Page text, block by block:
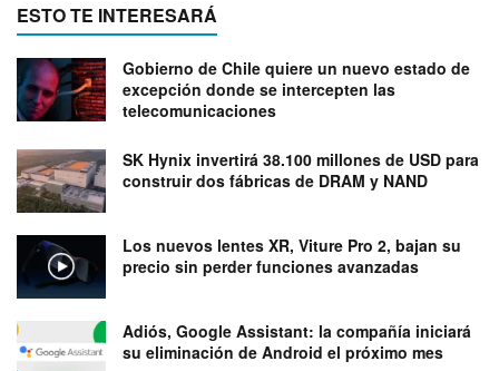
ESTO TE INTERESARÁ
Gobierno de Chile quiere un nuevo estado de
excepción donde se intercepten las
telecomunicaciones
SK Hynix invertirá 38.100 millones de USD para
construir dos fábricas de DRAM y NAND
Los nuevos lentes XR, Viture Pro 2, bajan su
precio sin perder funciones avanzadas
Adiós, Google Assistant: la compañía iniciará
su eliminación de Android el próximo mes